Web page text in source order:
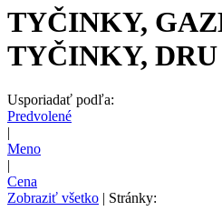
TYČINKY,
TYČINKY,
Usporiadať podľa:
Predvolené
Meno
Cena
Zobraziť všetko | Stránky: